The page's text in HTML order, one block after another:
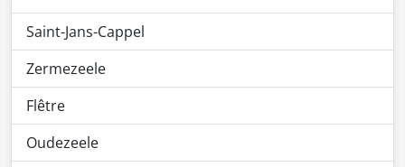
Saint-Jans-Cappel
Zermezeele
Flêtre
Oudezeele